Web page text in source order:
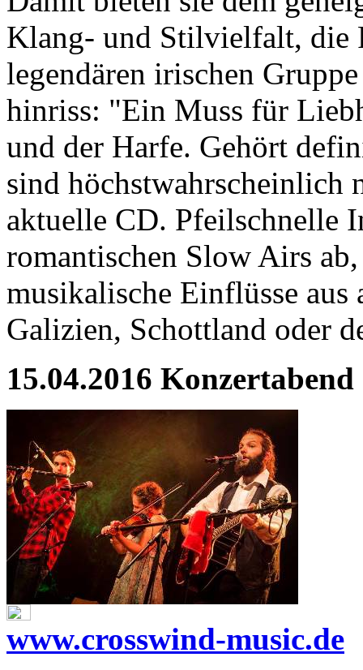
Klang- und Stilvielfalt, die
legendären irischen
hinriss: "Ein Muss für
und der Harfe. Gehört
sind höchstwahrscheinlich
aktuelle CD. Pfeilschnelle
romantischen Slow Airs
musikalische Einflüsse
Galizien, Schottland oder
15.04.2016
www.crosswind-music.de